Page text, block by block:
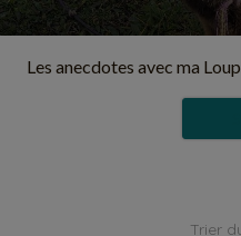
Les anecdotes avec ma
Trier